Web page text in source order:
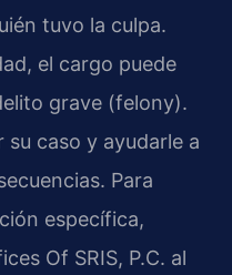
tuvo la culpa.
el cargo puede
grave (felony).
su caso y ayudarle a
Para
específica,
Of SRIS, P.C. al